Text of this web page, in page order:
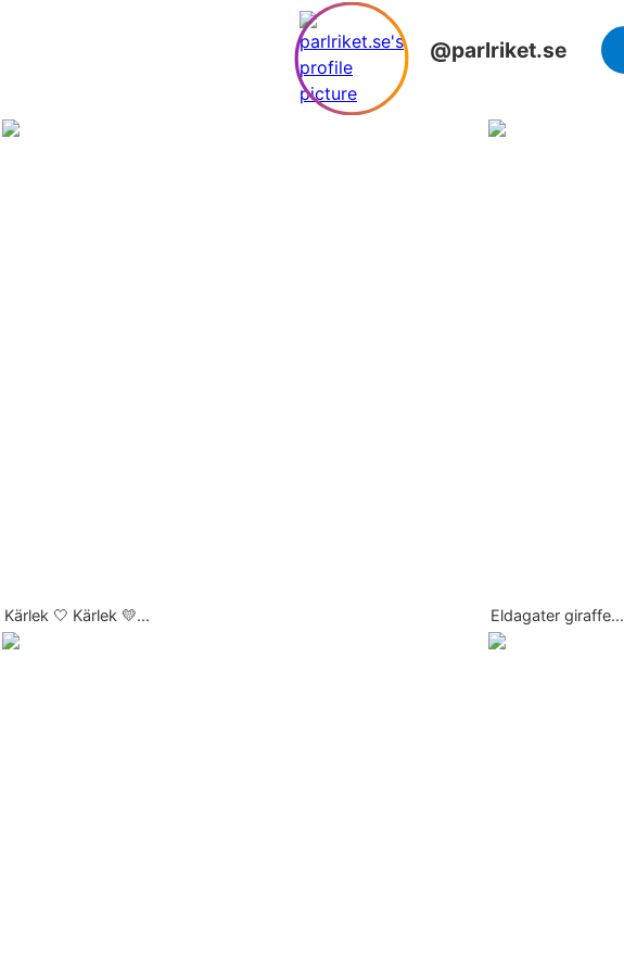
@parlriket.se
Kärlek 🤍 Kärlek 💛... Eldagater giraffe...